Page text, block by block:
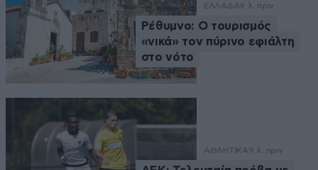
ΕΛΛΑΔΑ9 λ. πριν
Ρέθυμνο: Ο τουρισμός
«νικά» τον πύρινο εφιάλτη
στο νότο
ΑΘΛΗΤΙΚΑ9 λ. πριν